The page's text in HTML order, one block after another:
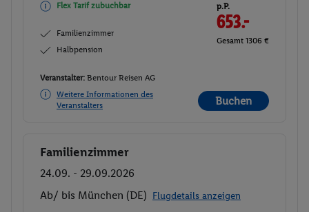
Flex Tarif zubuchbar
Familienzimmer
Halbpension
p.P.
653.-
Gesamt 1306 €
Veranstalter: Bentour Reisen AG
Weitere Informationen des
Veranstalters
Buchen
Buchen
Familienzimmer
24.09. - 29.09.2026
Ab/ bis München (DE) Flugdetails anzeigen